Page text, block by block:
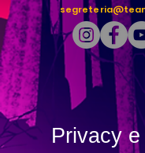
Privacy